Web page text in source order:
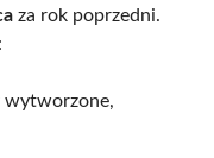
za rok poprzedni.
wytworzone,